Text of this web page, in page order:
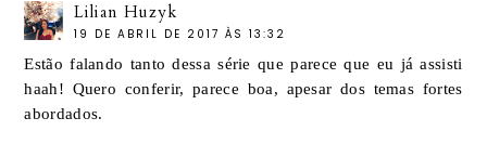
Lilian Huzyk
19 DE ABRIL DE 2017 ÀS 13:32
Estão falando tanto dessa série que parece que eu já assisti
haah! Quero conferir, parece boa, apesar dos temas fortes
abordados.